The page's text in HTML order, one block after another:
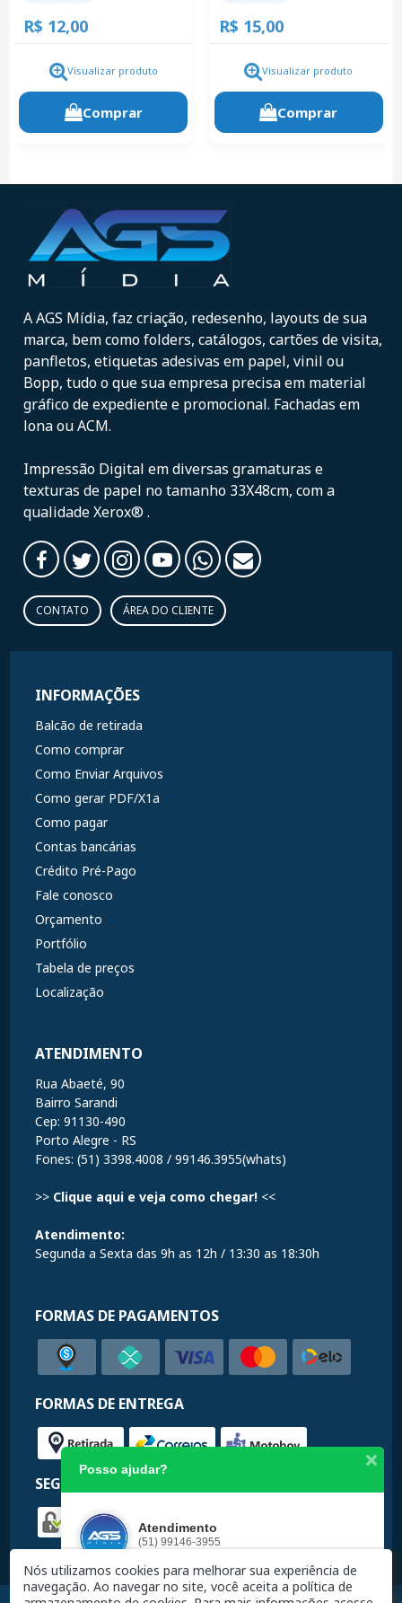
R$ 12,00
Visualizar produto
Comprar
R$ 15,00
Visualizar produto
Comprar
A AGS Mídia, faz criação, redesenho, layouts de sua
marca, bem como folders, catálogos, cartões de visita,
panfletos, etiquetas adesivas em papel, vinil ou
Bopp, tudo o que sua empresa precisa em material
gráfico de expediente e promocional. Fachadas em
lona ou ACM.
Impressão Digital em diversas gramaturas e
texturas de papel no tamanho 33X48cm, com a
qualidade Xerox® .
CONTATO ÁREA DO CLIENTE
INFORMAÇÕES
Balcão de retirada
Como comprar
Como Enviar Arquivos
Como gerar PDF/X1a
Como pagar
Contas bancárias
Crédito Pré-Pago
Fale conosco
Orçamento
Portfólio
Tabela de preços
Localização
ATENDIMENTO
Rua Abaeté, 90
Bairro Sarandi
Cep: 91130-490
Porto Alegre - RS
Fones: (51) 3398.4008 / 99146.3955(whats)
>> Clique aqui e veja como chegar! <<
Atendimento:
Segunda a Sexta das 9h as 12h / 13:30 as 18:30h
FORMAS DE PAGAMENTOS
FORMAS DE ENTREGA
SEGURANÇA
Nós utilizamos cookies para melhorar sua experiência de
navegação. Ao navegar no site, você aceita a política de
Posso ajudar?
Atendimento
(51) 99146-3955